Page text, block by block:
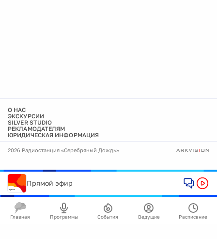
О НАС
ЭКСКУРСИИ
SILVER STUDIO
РЕКЛАМОДАТЕЛЯМ
ЮРИДИЧЕСКАЯ ИНФОРМАЦИЯ
2026 Радиостанция «Серебряный Дождь»
Прямой эфир
Главная Программы События Ведущие Расписание